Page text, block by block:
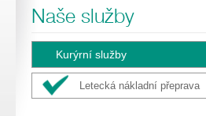
Naše služby
Kurýrní služby
Letecká nákladní přeprava